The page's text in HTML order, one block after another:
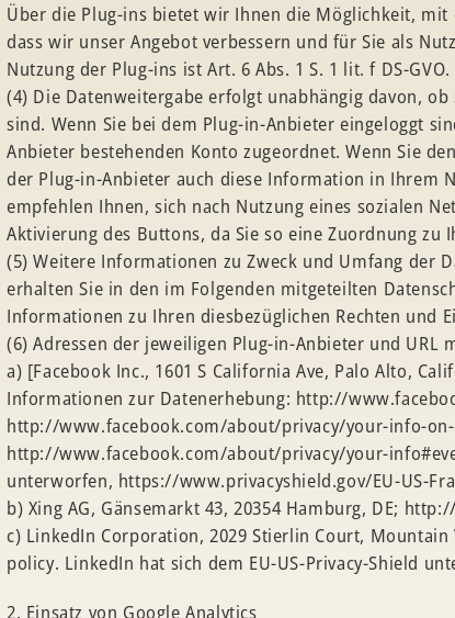
Über die Plug-ins bietet wir Ihnen die Möglichkeit,
dass wir unser Angebot verbessern und für Sie als
Nutzung der Plug-ins ist Art. 6 Abs. 1 S. 1 lit. f DS-GVO.
(4) Die Datenweitergabe erfolgt unabhängig davon,
sind. Wenn Sie bei dem Plug-in-Anbieter eingeloggt
Anbieter bestehenden Konto zugeordnet. Wenn Sie
der Plug-in-Anbieter auch diese Information in
empfehlen Ihnen, sich nach Nutzung eines sozialen
Aktivierung des Buttons, da Sie so eine Zuordnung
(5) Weitere Informationen zu Zweck und Umfang der
erhalten Sie in den im Folgenden mitgeteilten
Informationen zu Ihren diesbezüglichen Rechten und
(6) Adressen der jeweiligen Plug-in-Anbieter und URL
a) [Facebook Inc., 1601 S California Ave, Palo Alto,
Informationen zur Datenerhebung: http://
http://www.facebook.com/about/privacy/your-info-
http://www.facebook.com/about/privacy/your-
unterworfen, https://www.privacyshield.gov/EU-US-
b) Xing AG, Gänsemarkt 43, 20354 Hamburg, DE;
c) LinkedIn Corporation, 2029 Stierlin Court,
policy. LinkedIn hat sich dem EU-US-Privacy-Shield
2. Einsatz von Google Analytics